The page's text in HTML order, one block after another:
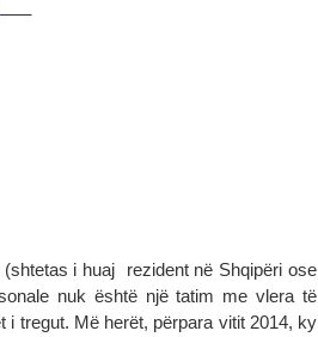
i huaj rezident në Shqipëri ose
nuk është një tatim me vlera të
tregut. Më herët, përpara vitit 2014, ky